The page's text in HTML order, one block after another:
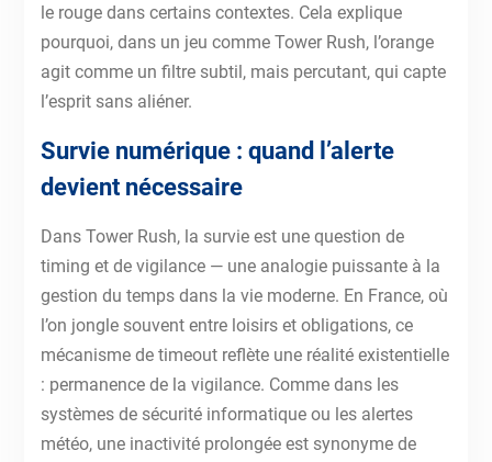
le rouge dans certains contextes. Cela explique
pourquoi, dans un jeu comme Tower Rush, l’orange
agit comme un filtre subtil, mais percutant, qui capte
l’esprit sans aliéner.
Survie numérique : quand l’alerte
devient nécessaire
Dans Tower Rush, la survie est une question de
timing et de vigilance — une analogie puissante à la
gestion du temps dans la vie moderne. En France, où
l’on jongle souvent entre loisirs et obligations, ce
mécanisme de timeout reflète une réalité existentielle
: permanence de la vigilance. Comme dans les
systèmes de sécurité informatique ou les alertes
météo, une inactivité prolongée est synonyme de